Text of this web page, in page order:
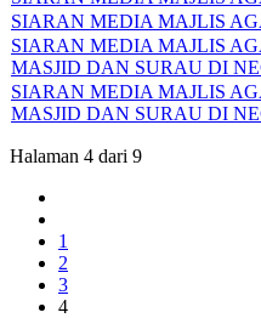
SIARAN MEDIA MAJLIS
SIARAN MEDIA MAJLIS
MASJID DAN SURAU DI
SIARAN MEDIA MAJLIS
MASJID DAN SURAU DI
Halaman 4 dari 9
1
2
3
4